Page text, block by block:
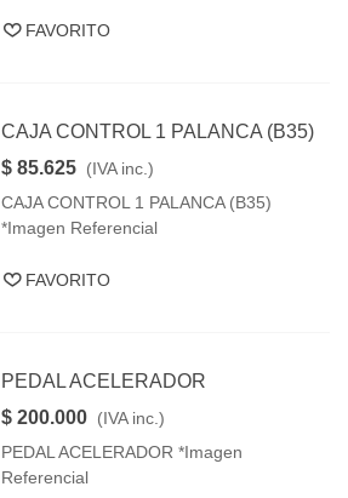
FAVORITO
CAJA CONTROL 1 PALANCA (B35)
$ 85.625 (IVA inc.)
CAJA CONTROL 1 PALANCA (B35)
*Imagen Referencial
FAVORITO
PEDAL ACELERADOR
$ 200.000 (IVA inc.)
PEDAL ACELERADOR *Imagen
Referencial